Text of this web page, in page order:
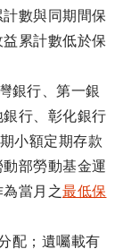
數與同期間保
累計數低於保
銀行、第一銀
行、彰化銀行
小額定期存款
部勞動基金運
當月之最低保
配；遺囑載有